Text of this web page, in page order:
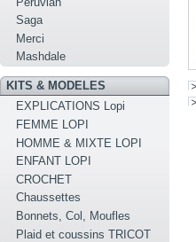
Saga
Merci
Mashdale
KITS & MODELES
EXPLICATIONS Lopi
FEMME LOPI
HOMME & MIXTE LOPI
ENFANT LOPI
CROCHET
Chaussettes
Bonnets, Col, Moufles
Plaid et coussins TRICOT